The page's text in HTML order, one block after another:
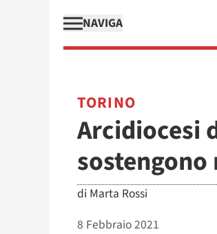
NAVIGA
TORINO
Arcidiocesi
di Marta Rossi
8 Febbraio 2021